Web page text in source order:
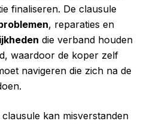
finaliseren. De clausule
, reparaties en
die verband houden
waardoor de koper zelf
navigeren die zich na de
kan misverstanden